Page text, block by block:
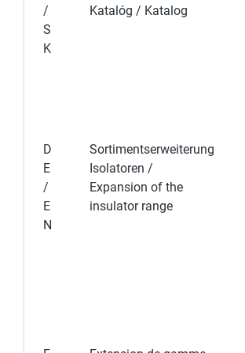
/
S
K
Katalóg / Katalog
D
E
/
E
N
Sortimentserweiterung
Isolatoren /
Expansion of the
insulator range